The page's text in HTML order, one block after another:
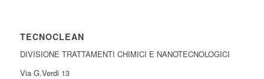
TECNOCLEAN
DIVISIONE TRATTAMENTI CHIMICI E NANOTECNOLOGICI
Via G.Verdi 13